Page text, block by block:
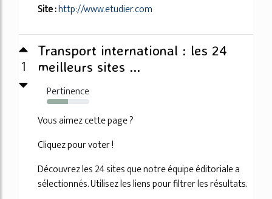
Site :http://www.etudier.com
1
Transport international : les 24
meilleurs sites ...
Pertinence
50%
Vous aimez cette page ?
Cliquez pour voter !
Découvrez les 24 sites que notre équipe éditoriale a
sélectionnés. Utilisez les liens pour filtrer les résultats.